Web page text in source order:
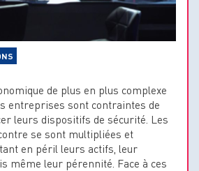
de plus en plus complexe
entreprises sont contraintes de
leurs dispositifs de sécurité. Les
se sont multipliées et
en péril leurs actifs, leur
même leur pérennité. Face à ces